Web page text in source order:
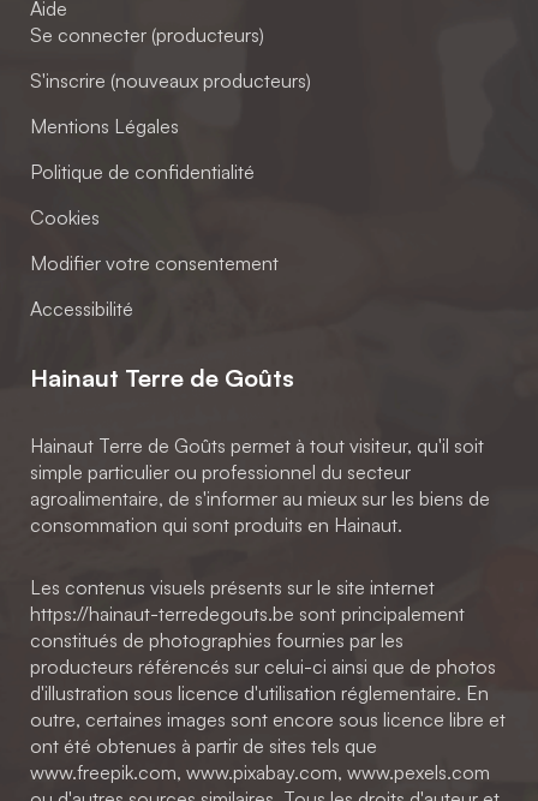
Aide
Se connecter (producteurs)
S'inscrire (nouveaux producteurs)
Mentions Légales
Politique de confidentialité
Cookies
Modifier votre consentement
Accessibilité
Hainaut Terre de Goûts
Hainaut Terre de Goûts permet à tout visiteur, qu'il soit
simple particulier ou professionnel du secteur
agroalimentaire, de s'informer au mieux sur les biens de
consommation qui sont produits en Hainaut.
Les contenus visuels présents sur le site internet
https://hainaut-terredegouts.be sont principalement
constitués de photographies fournies par les
producteurs référencés sur celui-ci ainsi que de photos
d'illustration sous licence d'utilisation réglementaire. En
outre, certaines images sont encore sous licence libre et
ont été obtenues à partir de sites tels que
www.freepik.com, www.pixabay.com, www.pexels.com